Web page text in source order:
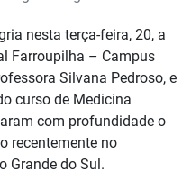
nesta terça-feira, 20, a
Farroupilha – Campus
Silvana Pedroso, e
curso de Medicina
com profundidade o
recentemente no
Grande do Sul.